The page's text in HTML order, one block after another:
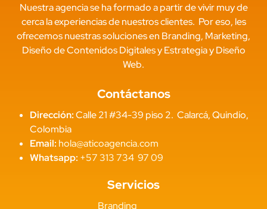
Nuestra agencia se ha formado a partir de vivir muy de
cerca la experiencias de nuestros clientes. Por eso, les
ofrecemos nuestras soluciones en Branding, Marketing,
Diseño de Contenidos Digitales y Estrategia y Diseño
Web.
Contáctanos
Dirección:Calle 21 #34-39 piso 2. Calarcá, Quindío,
Colombia
Email: hola@aticoagencia.com
Whatsapp: +57 313 734 97 09
Servicios
Branding